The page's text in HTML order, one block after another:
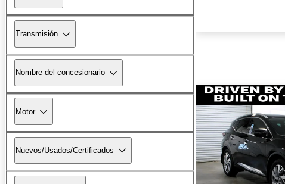
Transmisión
Nombre del concesionario
Motor
Nuevos/Usados/Certificados